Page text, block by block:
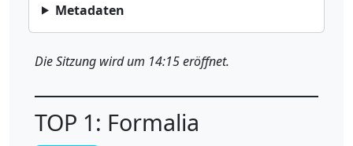
Metadaten
Die Sitzung wird um 14:15 eröffnet.
TOP 1: Formalia